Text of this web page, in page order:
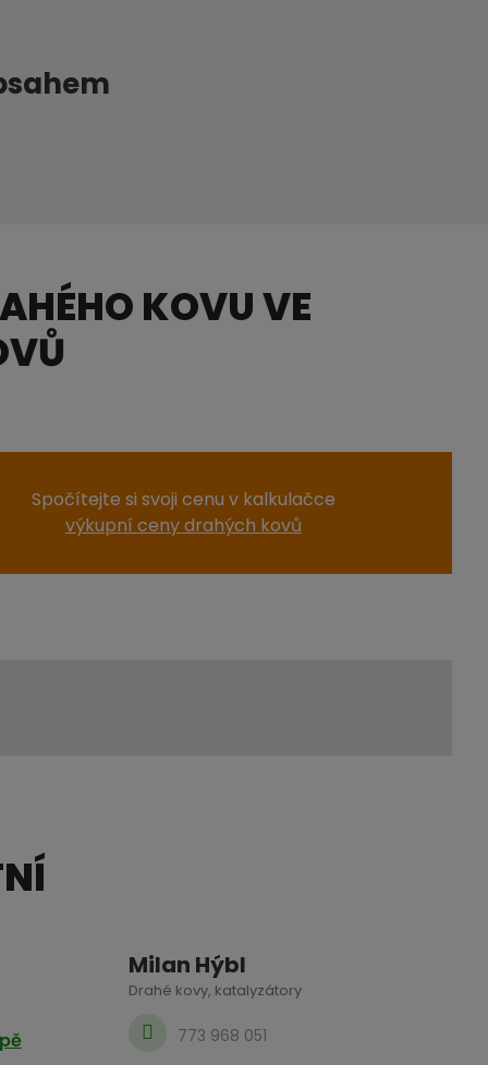
KOVU VE
Spočítejte si svoji cenu v kalkulačce
výkupní ceny drahých kovů
Milan Hýbl
Drahé kovy, katalyzátory
773 968 051